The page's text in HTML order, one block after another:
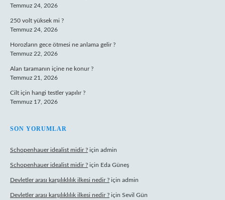
Temmuz 24, 2026
250 volt yüksek mi ?
Temmuz 24, 2026
Horozların gece ötmesi ne anlama gelir ?
Temmuz 22, 2026
Alan taramanın içine ne konur ?
Temmuz 21, 2026
Cilt için hangi testler yapılır ?
Temmuz 17, 2026
SON YORUMLAR
Schopenhauer idealist midir ? için admin
Schopenhauer idealist midir ? için Eda Güneş
Devletler arası karşılıklılık ilkesi nedir ? için admin
Devletler arası karşılıklılık ilkesi nedir ? için Sevil Gün